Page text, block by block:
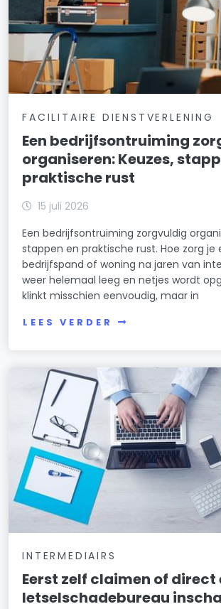
FACILITAIRE DIENSTVERLENING
Een bedrijfsontruiming
organiseren: Keuzes,
praktische rust
15 juli 2026
Een bedrijfsontruiming zorgvuldig
stappen en praktische rust. Hoe zorg je
bedrijfspand of woning na jaren van
weer helemaal leeg en netjes wordt
klinkt misschien eenvoudig, maar in
LEES VERDER
INTERMEDIAIRS
Eerst zelf claimen of direct
letselschadebureau